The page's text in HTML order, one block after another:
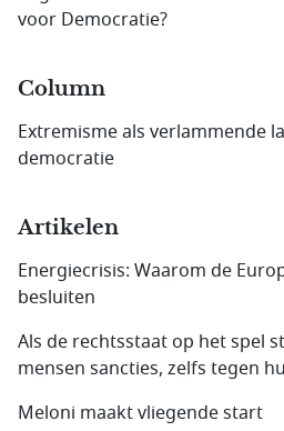
voor Democratie?
Column
Extremisme als verlammende
democratie
Artikelen
Energiecrisis: Waarom de
besluiten
Als de rechtsstaat op het spel
mensen sancties, zelfs tegen
Meloni maakt vliegende start